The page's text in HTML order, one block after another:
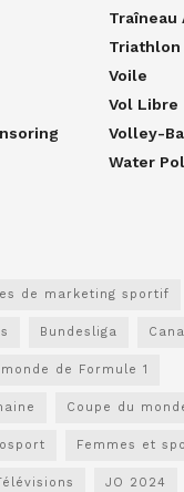
Traîneau
Triathlon
Voile
Vol Libre
Volley-
Water
de marketing sportif
Bundesliga
de Formule 1
Coupe du
Femmes et
JO 2024